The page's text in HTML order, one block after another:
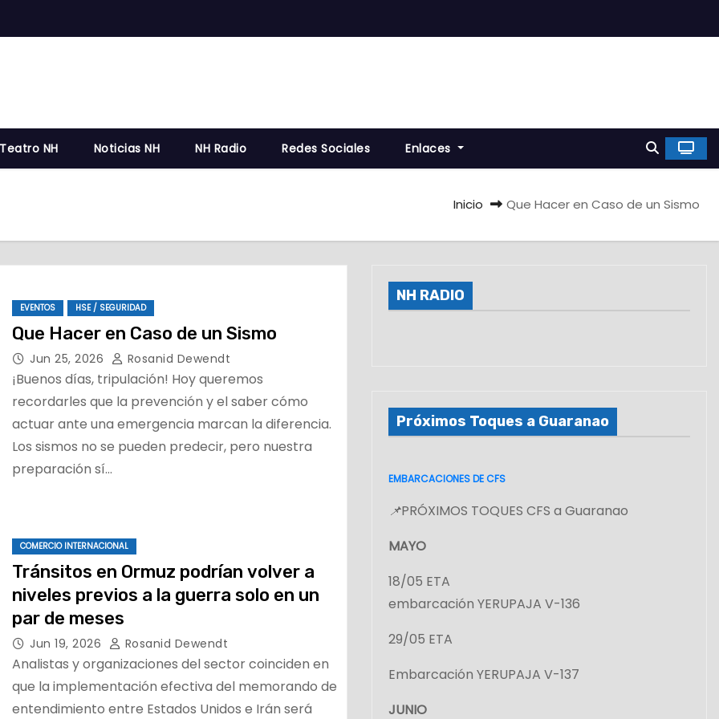
NH Noticias NH NH Radio Redes Sociales Enlaces
Inicio Que Hacer en Caso de un Sismo
EVENTOS HSE / SEGURIDAD
Que Hacer en Caso de un Sismo
Jun 25, 2026 Rosanid Dewendt
¡Buenos días, tripulación! Hoy queremos
recordarles que la prevención y el saber cómo
actuar ante una emergencia marcan la diferencia.
Los sismos no se pueden predecir, pero nuestra
preparación sí…
COMERCIO INTERNACIONAL
Tránsitos en Ormuz podrían volver a
niveles previos a la guerra solo en un
par de meses
Jun 19, 2026 Rosanid Dewendt
Analistas y organizaciones del sector coinciden en
que la implementación efectiva del memorando de
entendimiento entre Estados Unidos e Irán será
NH RADIO
Próximos Toques a Guaranao
EMBARCACIONES DE CFS
📌PRÓXIMOS TOQUES CFS a Guaranao
MAYO
18/05 ETA
embarcación YERUPAJA V-136
29/05 ETA
Embarcación YERUPAJA V-137
JUNIO